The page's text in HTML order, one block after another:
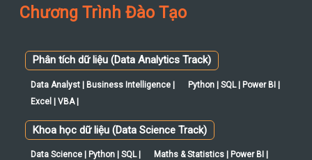
Chương Trình Đào Tạo
Phân tích dữ liệu (Data Analytics Track)
Data Analyst | Business Intelligence |
Python | SQL | Power BI |
Excel | VBA |
Khoa học dữ liệu (Data Science Track)
Data Science | Python | SQL | Maths & Statistics | Power BI |